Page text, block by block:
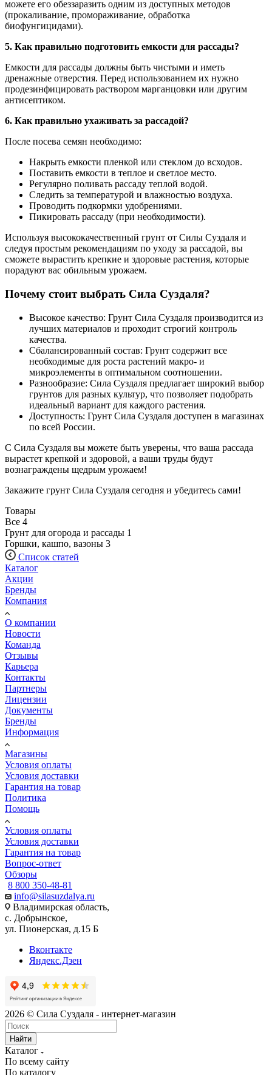
можете его обеззаразить одним из доступных методов
(прокаливание, промораживание, обработка
биофунгицидами).
5. Как правильно подготовить емкости для рассады?
Емкости для рассады должны быть чистыми и иметь
дренажные отверстия. Перед использованием их нужно
продезинфицировать раствором марганцовки или другим
антисептиком.
6. Как правильно ухаживать за рассадой?
После посева семян необходимо:
Накрыть емкости пленкой или стеклом до всходов.
Поставить емкости в теплое и светлое место.
Регулярно поливать рассаду теплой водой.
Следить за температурой и влажностью воздуха.
Проводить подкормки удобрениями.
Пикировать рассаду (при необходимости).
Используя высококачественный грунт от Силы Суздаля и
следуя простым рекомендациям по уходу за рассадой, вы
сможете вырастить крепкие и здоровые растения, которые
порадуют вас обильным урожаем.
Почему стоит выбрать Сила Суздаля?
Высокое качество: Грунт Сила Суздаля производится из
лучших материалов и проходит строгий контроль
качества.
Сбалансированный состав: Грунт содержит все
необходимые для роста растений макро- и
микроэлементы в оптимальном соотношении.
Разнообразие: Сила Суздаля предлагает широкий выбор
грунтов для разных культур, что позволяет подобрать
идеальный вариант для каждого растения.
Доступность: Грунт Сила Суздаля доступен в магазинах
по всей России.
С Сила Суздаля вы можете быть уверены, что ваша рассада
вырастет крепкой и здоровой, а ваши труды будут
вознаграждены щедрым урожаем!
Закажите грунт Сила Суздаля сегодня и убедитесь сами!
Товары
Все 4
Грунт для огорода и рассады 1
Горшки, кашпо, вазоны 3
Список статей
Каталог
Акции
Бренды
Компания
О компании
Новости
Команда
Отзывы
Карьера
Контакты
Партнеры
Лицензии
Документы
Бренды
Информация
Магазины
Условия оплаты
Условия доставки
Гарантия на товар
Политика
Помощь
Условия оплаты
Условия доставки
Гарантия на товар
Вопрос-ответ
Обзоры
8 800 350-48-81
info@silasuzdalya.ru
Владимирская область,
с. Добрынское,
ул. Пионерская, д.15 Б
Вконтакте
Яндекс.Дзен
2026 © Сила Суздаля - интернет-магазин
Найти
Каталог
По всему сайту
По каталогу